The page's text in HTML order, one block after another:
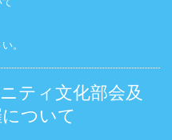
。
ティ文化部会及
ついて